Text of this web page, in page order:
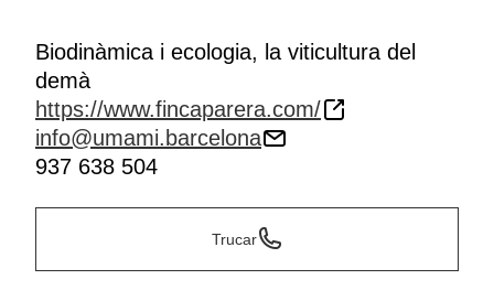
Biodinàmica i ecologia, la viticultura del
demà
https://www.fincaparera.com/
info@umami.barcelona
937 638 504
Trucar